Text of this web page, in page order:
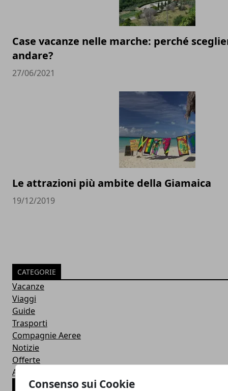
Consenso sui Cookie
Case vacanze nelle marche: perché
andare?
27/06/2021
Le attrazioni più ambite della Giamaica
19/12/2019
CATEGORIE
Vacanze
Viaggi
Guide
Trasporti
Compagnie Aeree
Notizie
Offerte
Alloggi
ARTICOLI POPOLARI